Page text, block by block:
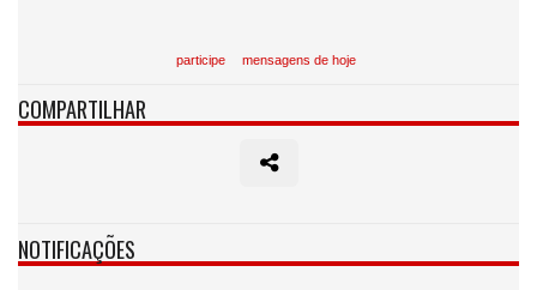
participe mensagens de hoje
COMPARTILHAR
NOTIFICAÇÕES